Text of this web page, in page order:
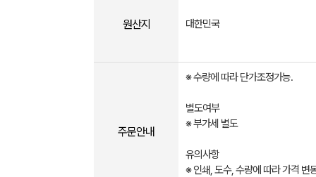
원산지 대한민국
주문안내
※ 수량에 따라 단가조정가능.
별도여부
※ 부가세 별도
유의사항
※ 인쇄, 도수, 수량에 따라 가격 변